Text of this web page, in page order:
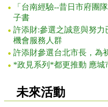
「台南經驗--昔日市府團
子書
許添財:參選之誠意與努
機會服務人群
許添財參選台北市長，為
*政見系列*都更推動 應城
未來活動